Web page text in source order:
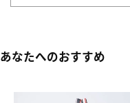
あなたへのおすすめ